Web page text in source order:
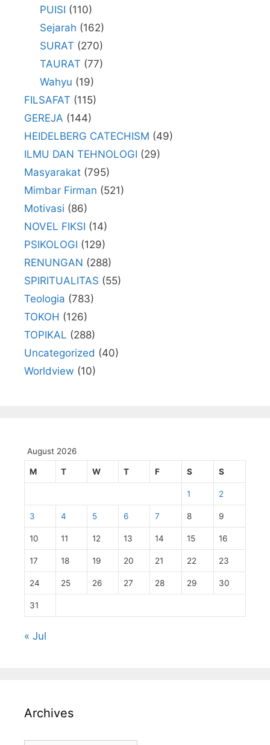
PUISI (110)
Sejarah (162)
SURAT (270)
TAURAT (77)
Wahyu (19)
FILSAFAT (115)
GEREJA (144)
HEIDELBERG CATECHISM (49)
ILMU DAN TEHNOLOGI (29)
Masyarakat (795)
Mimbar Firman (521)
Motivasi (86)
NOVEL FIKSI (14)
PSIKOLOGI (129)
RENUNGAN (288)
SPIRITUALITAS (55)
Teologia (783)
TOKOH (126)
TOPIKAL (288)
Uncategorized (40)
Worldview (10)
August 2026
M T W T F S S
1 2
3 4 5 6 7 8 9
10 11 12 13 14 15 16
17 18 19 20 21 22 23
24 25 26 27 28 29 30
31
« Jul
Archives